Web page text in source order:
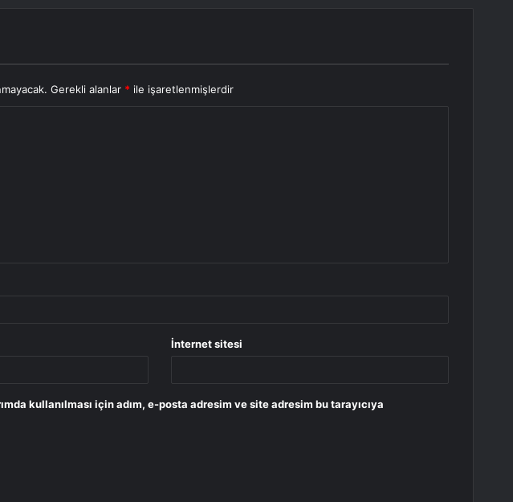
Gerekli alanlar * ile işaretlenmişlerdir
İnternet sitesi
kullanılması için adım, e-posta adresim ve site adresim bu tarayıcıya